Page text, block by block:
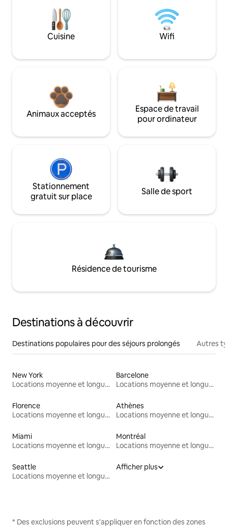
Cuisine Wifi
Animaux acceptés
Espace de travail
pour ordinateur
Stationnement
gratuit sur place
Salle de sport
Résidence de tourisme
Destinations à découvrir
Destinations populaires pour des séjours prolongés Autres
New York
Locations moyenne et longue durée
Barcelone
Locations moyenne et longue durée
Florence
Locations moyenne et longue durée
Athènes
Locations moyenne et longue durée
Miami
Locations moyenne et longue durée
Montréal
Locations moyenne et longue durée
Seattle
Locations moyenne et longue durée
Afficher plus
* Des exclusions peuvent s'appliquer en fonction des zones